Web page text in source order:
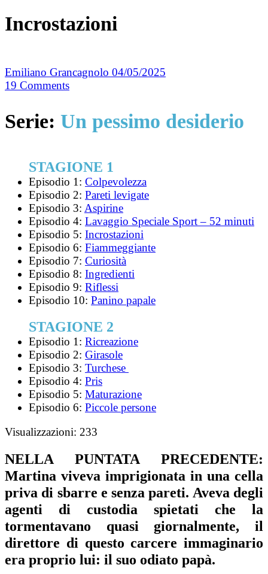
Incrostazioni
Emiliano Grancagnolo 04/05/2025
19 Comments
Serie: Un pessimo desiderio
STAGIONE 1
Episodio 1: Colpevolezza
Episodio 2: Pareti levigate
Episodio 3: Aspirine
Episodio 4: Lavaggio Speciale Sport – 52 minuti
Episodio 5: Incrostazioni
Episodio 6: Fiammeggiante
Episodio 7: Curiosità
Episodio 8: Ingredienti
Episodio 9: Riflessi
Episodio 10: Panino papale
STAGIONE 2
Episodio 1: Ricreazione
Episodio 2: Girasole
Episodio 3: Turchese
Episodio 4: Pris
Episodio 5: Maturazione
Episodio 6: Piccole persone
Visualizzazioni: 233
NELLA PUNTATA PRECEDENTE:
Martina viveva imprigionata in una cella
priva di sbarre e senza pareti. Aveva degli
agenti di custodia spietati che la
tormentavano quasi giornalmente, il
direttore di questo carcere immaginario
era proprio lui: il suo odiato papà.